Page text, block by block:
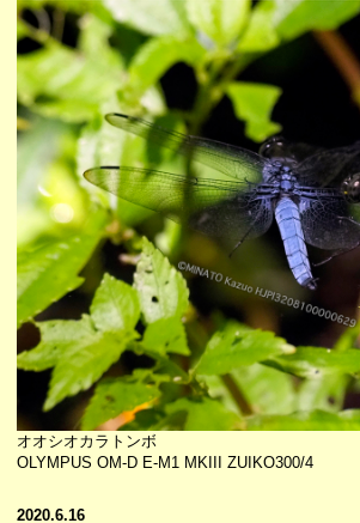
オオシオカラトンボ
OLYMPUS OM-D E-M1 MKIII ZUIKO300/4
2020.6.16